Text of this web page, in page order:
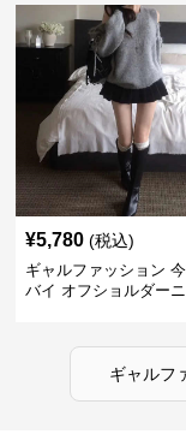
¥5,780 (税込)
ギャルファッション
バイ オフショルダー
ギャルフ